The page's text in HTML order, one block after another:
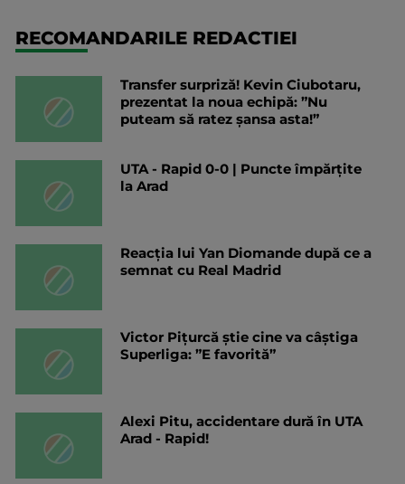
RECOMANDARILE REDACTIEI
Transfer surpriză! Kevin Ciubotaru,
prezentat la noua echipă: ”Nu
puteam să ratez șansa asta!”
UTA - Rapid 0-0 | Puncte împărțite
la Arad
Reacția lui Yan Diomande după ce a
semnat cu Real Madrid
Victor Pițurcă știe cine va câștiga
Superliga: ”E favorită”
Alexi Pitu, accidentare dură în UTA
Arad - Rapid!